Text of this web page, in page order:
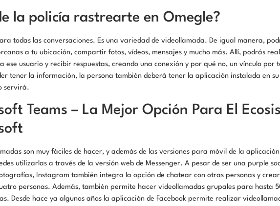
la policía rastrearte en Omegle?
todas las conversaciones. Es una variedad de videollamada. De igual manera,
a tu ubicación, compartir fotos, vídeos, mensajes y mucho más. Allí, podrás
ese usuario y recibir respuestas, creando una conexión y por qué no, un vínculo por
tener la información, la persona también deberá tener la aplicación instalada en su
servirá.
Teams – La Mejor Opción Para El
son muy fáciles de hacer, y además de las versiones para móvil de la
utilizarlas a través de la versión web de Messenger. A pesar de ser una purple
Instagram también integra la opción de chatear con otras personas y
personas. Además, también permite hacer videollamadas grupales para hasta
Desde hace ya algunos años la aplicación de Facebook permite realizar